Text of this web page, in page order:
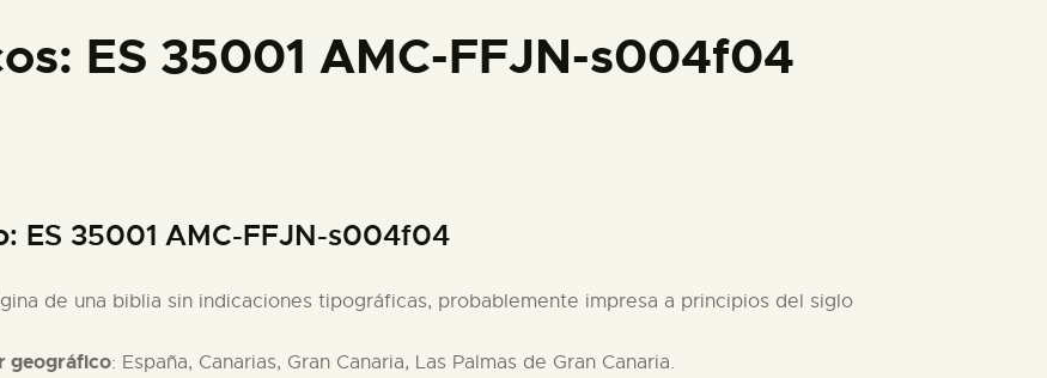
ESPAÑOL
ES 35001 AMC-FFJN-s004f04
: ES 35001 AMC-FFJN-s004f04
de una biblia sin indicaciones tipográficas, probablemente impresa a principios del siglo
geográfico: España, Canarias, Gran Canaria, Las Palmas de Gran Canaria.